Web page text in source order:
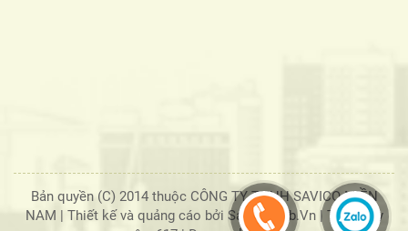
Bản quyền (C) 2014 thuộc CÔNG TY TNHH SAVICO MIỀN
NAM | Thiết kế và quảng cáo bởi SaigonWeb.Vn | Tổng truy